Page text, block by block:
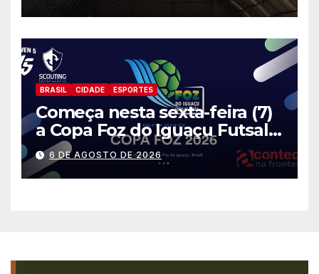
BRASIL CIDADE ESPORTES
Começa nesta sexta-feira (7)
a Copa Foz do Iguaçu Futsal
2026 com equipes de quatro
países
6 DE AGOSTO DE 2026